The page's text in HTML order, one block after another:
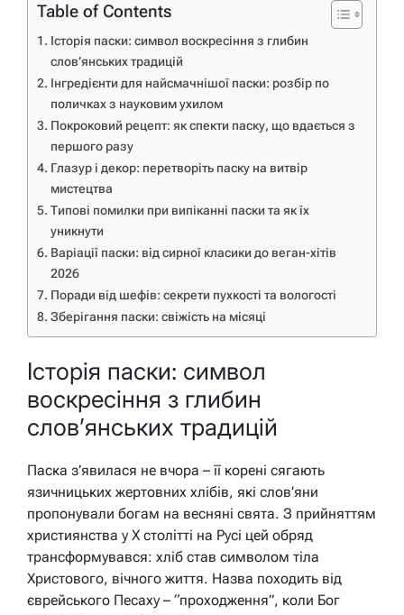
Table of Contents
Історія паски: символ воскресіння з глибин
слов’янських традицій
Інгредієнти для найсмачнішої паски: розбір по
поличках з науковим ухилом
Покроковий рецепт: як спекти паску, що вдається з
першого разу
Глазур і декор: перетворіть паску на витвір
мистецтва
Типові помилки при випіканні паски та як їх
уникнути
Варіації паски: від сирної класики до веган-хітів
2026
Поради від шефів: секрети пухкості та вологості
Зберігання паски: свіжість на місяці
Історія паски: символ
воскресіння з глибин
слов’янських традицій
Паска з’явилася не вчора – її корені сягають
язичницьких жертовних хлібів, які слов’яни
пропонували богам на весняні свята. З прийняттям
християнства у X столітті на Русі цей обряд
трансформувався: хліб став символом тіла
Христового, вічного життя. Назва походить від
єврейського Песаху – “проходження”, коли Бог